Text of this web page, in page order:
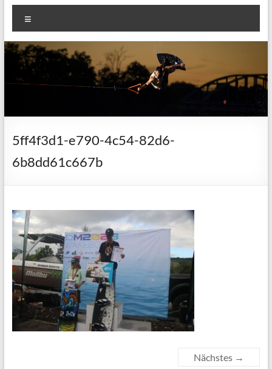
5ff4f3d1-e790-4c54-82d6-
6b8dd61c667b
Nächstes →